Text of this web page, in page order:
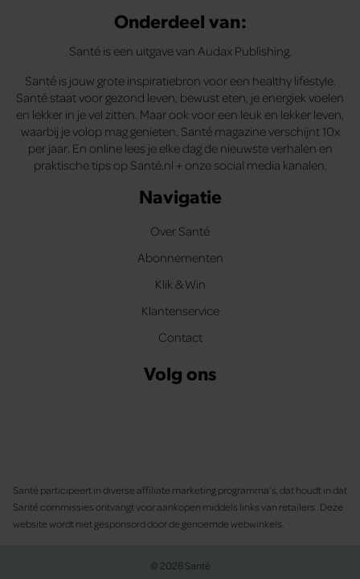
Onderdeel van:
Santé is een uitgave van Audax Publishing.
Santé is jouw grote inspiratiebron voor een healthy lifestyle.
Santé staat voor gezond leven, bewust eten, je energiek voelen
en lekker in je vel zitten. Maar ook voor een leuk en lekker leven,
waarbij je volop mag genieten. Santé magazine verschijnt 10x
per jaar. En online lees je elke dag de nieuwste verhalen en
praktische tips op Santé.nl + onze social media kanalen.
Navigatie
Over Santé
Abonnementen
Klik & Win
Klantenservice
Contact
Volg ons
Santé participeert in diverse affiliate marketing programma’s, dat houdt in dat
Santé commissies ontvangt voor aankopen middels links van retailers. Deze
website wordt niet gesponsord door de genoemde webwinkels.
© 2026 Santé